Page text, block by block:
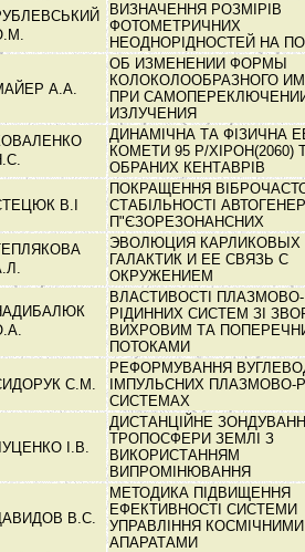
ВИЗНАЧЕННЯ РОЗМІРІВ
ФОТОМЕТРИЧНИХ
НЕОДНОРІДНОСТЕЙ НА
А.А.
ОБ ИЗМЕНЕНИИ ФОРМЫ
КОЛОКОЛООБРАЗНОГО
ПРИ
ИЗЛУЧЕНИЯ
ДИНАМІЧНА ТА ФІЗИЧНА
КОМЕТИ 95 Р/ХІРОН(2060)
ОБРАНИХ КЕНТАВРІВ
В.І
ПОКРАЩЕННЯ
СТАБІЛЬНОСТІ
П"ЄЗОРЕЗОНАНСНИХ
ЭВОЛЮЦИЯ КАРЛИКОВЫХ
ГАЛАКТИК И ЕЕ СВЯЗЬ С
ОКРУЖЕНИЕМ
ВЛАСТИВОСТІ ПЛАЗМОВО-
РІДИННИХ СИСТЕМ ЗІ
ВИХРОВИМ ТА
ПОТОКАМИ
С.М.
РЕФОРМУВАННЯ
ІМПУЛЬСНИХ ПЛАЗМОВО-
СИСТЕМАХ
І.В.
ДИСТАНЦІЙНЕ
ТРОПОСФЕРИ ЗЕМЛІ З
ВИКОРИСТАННЯМ
ВИПРОМІНЮВАННЯ
В.С.
МЕТОДИКА ПІДВИЩЕННЯ
ЕФЕКТИВНОСТІ СИСТЕМИ
УПРАВЛІННЯ КОСМІЧНИМИ
АПАРАТАМИ